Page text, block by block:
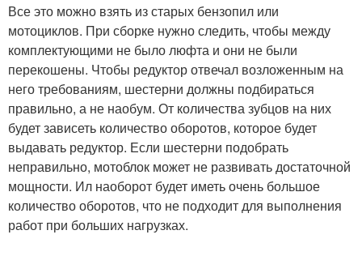
Все это можно взять из старых бензопил или
мотоциклов. При сборке нужно следить, чтобы между
комплектующими не было люфта и они не были
перекошены. Чтобы редуктор отвечал возложенным на
него требованиям, шестерни должны подбираться
правильно, а не наобум. От количества зубцов на них
будет зависеть количество оборотов, которое будет
выдавать редуктор. Если шестерни подобрать
неправильно, мотоблок может не развивать достаточной
мощности. Ил наоборот будет иметь очень большое
количество оборотов, что не подходит для выполнения
работ при больших нагрузках.